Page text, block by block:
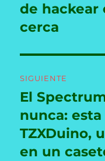
entradas
anterior:
de hackear
cerca
SIGUIENTE
Entrada
siguiente:
El
nunca:
TZXDuino,
en un